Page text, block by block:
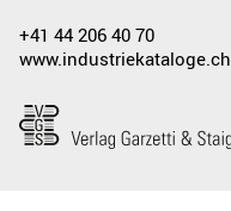
+41 44 206 40 70
www.industriekataloge.ch